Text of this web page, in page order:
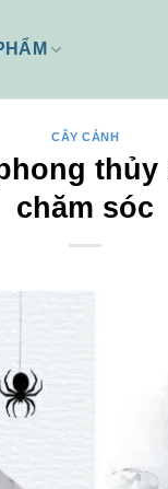
CÂY CẢNH
thủy
chăm sóc